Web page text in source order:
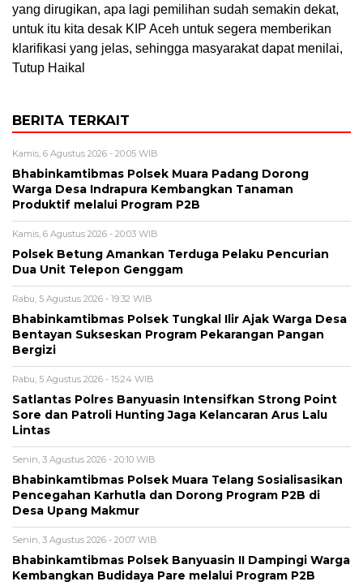
yang dirugikan, apa lagi pemilihan sudah semakin dekat,
untuk itu kita desak KIP Aceh untuk segera memberikan
klarifikasi yang jelas, sehingga masyarakat dapat menilai,
Tutup Haikal
BERITA TERKAIT
Kamis, 6 Agustus 2026 - 20:05 WIB
Bhabinkamtibmas Polsek Muara Padang Dorong
Warga Desa Indrapura Kembangkan Tanaman
Produktif melalui Program P2B
Kamis, 6 Agustus 2026 - 20:03 WIB
Polsek Betung Amankan Terduga Pelaku Pencurian
Dua Unit Telepon Genggam
Rabu, 5 Agustus 2026 - 19:32 WIB
Bhabinkamtibmas Polsek Tungkal Ilir Ajak Warga Desa
Bentayan Sukseskan Program Pekarangan Pangan
Bergizi
Rabu, 5 Agustus 2026 - 15:24 WIB
Satlantas Polres Banyuasin Intensifkan Strong Point
Sore dan Patroli Hunting Jaga Kelancaran Arus Lalu
Lintas
Senin, 3 Agustus 2026 - 20:10 WIB
Bhabinkamtibmas Polsek Muara Telang Sosialisasikan
Pencegahan Karhutla dan Dorong Program P2B di
Desa Upang Makmur
Senin, 3 Agustus 2026 - 20:07 WIB
Bhabinkamtibmas Polsek Banyuasin II Dampingi Warga
Kembangkan Budidaya Pare melalui Program P2B